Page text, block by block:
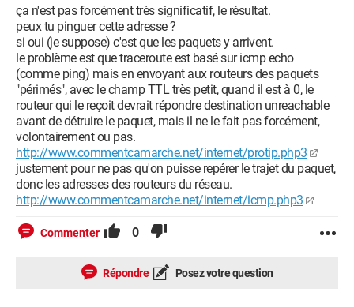
13 * * *
14 * * *
15 * * *
16 * * *
17 * * *
18 * * *
19 * * *
20 * * *
21 * * *
22 * * *
23 * * *
24 * * *
25 * * *
26 * * *
27 * * *
28 * * *
ça n'est pas forcément très significatif, le résultat.
peux tu pinguer cette adresse ?
si oui (je suppose) c'est que les paquets y arrivent.
le problème est que traceroute est basé sur icmp echo
(comme ping) mais en envoyant aux routeurs des paquets
"périmés", avec le champ TTL très petit, quand il est à 0, le
routeur qui le reçoit devrait répondre destination unreachable
avant de détruire le paquet, mais il ne le fait pas forcément,
volontairement ou pas.
http://www.commentcamarche.net/internet/protip.php3
justement pour ne pas qu'on puisse repérer le trajet du paquet,
donc les adresses des routeurs du réseau.
http://www.commentcamarche.net/internet/icmp.php3
Commenter 0
Répondre Posez votre question